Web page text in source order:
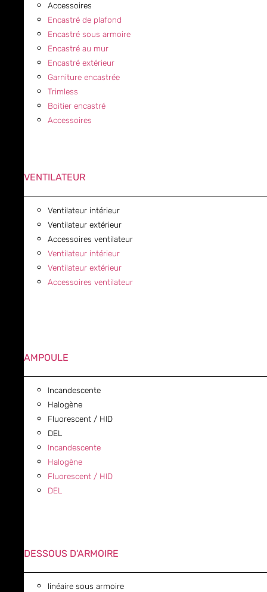
Accessoires
Encastré de plafond
Encastré sous armoire
Encastré au mur
Encastré extérieur
Garniture encastrée
Trimless
Boitier encastré
Accessoires
VENTILATEUR
Ventilateur intérieur
Ventilateur extérieur
Accessoires ventilateur
Ventilateur intérieur
Ventilateur extérieur
Accessoires ventilateur
AMPOULE
Incandescente
Halogène
Fluorescent / HID
DEL
Incandescente
Halogène
Fluorescent / HID
DEL
DESSOUS D'ARMOIRE
linéaire sous armoire